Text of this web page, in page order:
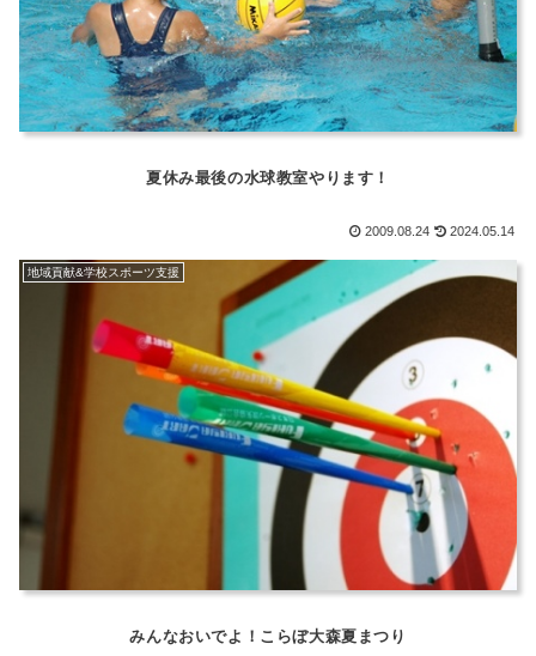
夏休み最後の水球教室やります！
2009.08.24 2024.05.14
地域貢献&学校スポーツ支援
みんなおいでよ！こらぼ大森夏まつり